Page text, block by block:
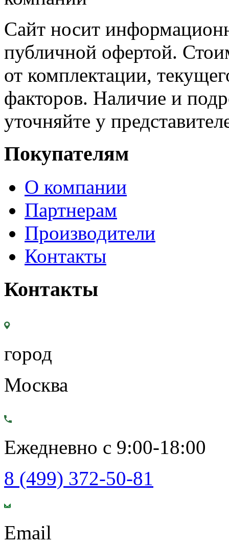
Сайт носит
публичной офертой.
от комплектации,
факторов. Наличие и
уточняйте у
Покупателям
О компании
Партнерам
Производители
Контакты
Контакты
город
Москва
Ежедневно с 9:00-18:00
8 (499) 372-50-81
Email